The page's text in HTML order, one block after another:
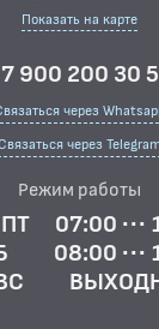
Показать на карте
900 200 30
через
Связаться через
Режим работы
07:00 ···
08:00 ···